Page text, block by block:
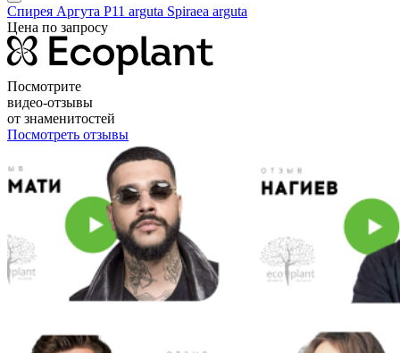
Спирея Аргута P11 arguta Spiraea arguta
Цена по запросу
Посмотрите
видео-отзывы
от знаменитостей
Посмотреть отзывы